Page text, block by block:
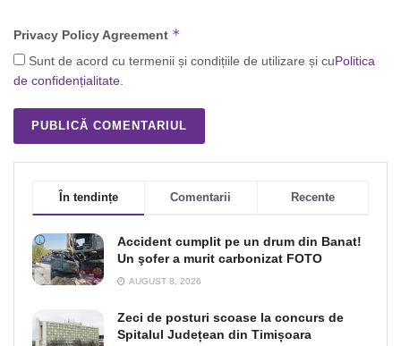
Privacy Policy Agreement *
Sunt de acord cu termenii și condițiile de utilizare și cuPolitica
de confidențialitate.
În tendințe Comentarii Recente
Accident cumplit pe un drum din Banat!
Un şofer a murit carbonizat FOTO
AUGUST 8, 2026
Zeci de posturi scoase la concurs de
Spitalul Județean din Timișoara